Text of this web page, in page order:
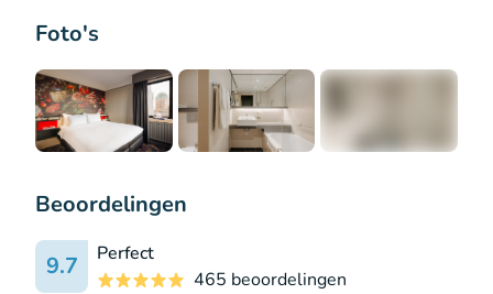
Foto's
Beoordelingen
9.7
Perfect
465 beoordelingen